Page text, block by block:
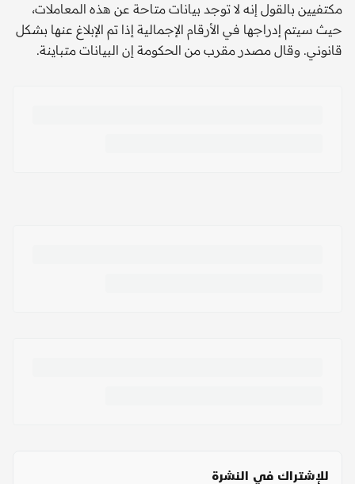
مكتفيين بالقول إنه لا توجد بيانات متاحة عن هذه المعاملات،
حيث سيتم إدراجها في الأرقام الإجمالية إذا تم الإبلاغ عنها بشكل
قانوني. وقال مصدر مقرب من الحكومة إن البيانات متباينة.
للإشتراك في النشرة